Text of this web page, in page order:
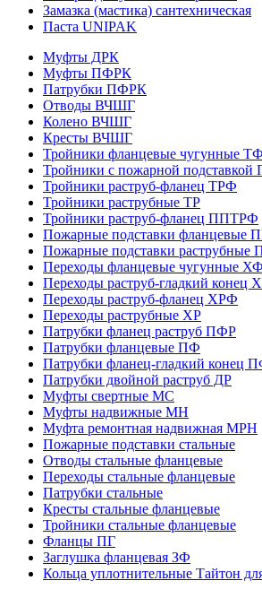
Замазка (мастика) сантехническая
Паста UNIPAK
Муфты ДРК
Муфты ПФРК
Патрубки ПФРК
Отводы ВЧШГ
Колено ВЧШГ
Кресты ВЧШГ
Тройники фланцевые чугунные ТФ
Тройники с пожарной
Тройники раструб-фланец ТРФ
Тройники раструбные ТР
Тройники раструб-фланец ППТРФ
Пожарные подставки фланцевые
Пожарные подставки раструбные
Переходы фланцевые чугунные ХФ
Переходы раструб-гладкий конец
Переходы раструб-фланец ХРФ
Переходы раструбные ХР
Патрубки фланец раструб ПФР
Патрубки фланцевые ПФ
Патрубки фланец-гладкий конец
Патрубки двойной раструб ДР
Муфты свертные МС
Муфты надвижные МН
Муфта ремонтная надвижная МРН
Пожарные подставки стальные
Отводы стальные фланцевые
Переходы стальные фланцевые
Патрубки стальные
Кресты стальные фланцевые
Тройники стальные фланцевые
Фланцы ПГ
Заглушка фланцевая ЗФ
Кольца уплотнительные Тайтон